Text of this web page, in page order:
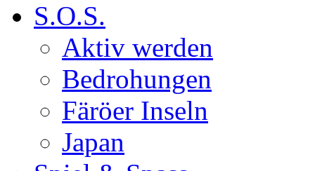
S.O.S.
Aktiv werden
Bedrohungen
Färöer Inseln
Japan